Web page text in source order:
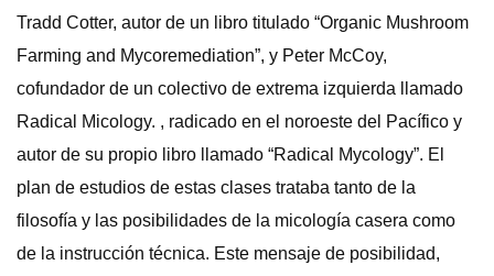
Tradd Cotter, autor de un libro titulado “Organic Mushroom
Farming and Mycoremediation”, y Peter McCoy,
cofundador de un colectivo de extrema izquierda llamado
Radical Micology. , radicado en el noroeste del Pacífico y
autor de su propio libro llamado “Radical Mycology”. El
plan de estudios de estas clases trataba tanto de la
filosofía y las posibilidades de la micología casera como
de la instrucción técnica. Este mensaje de posibilidad,